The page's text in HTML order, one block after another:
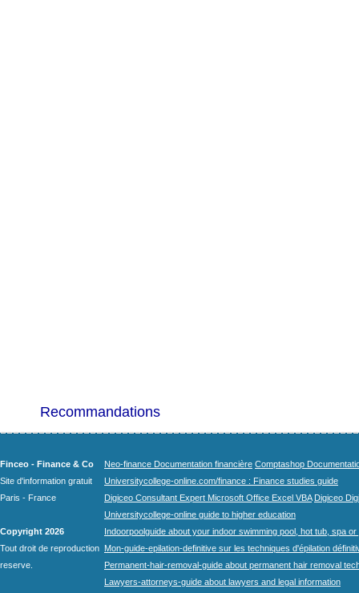
Recommandations
Finceo - Finance & Co
Site d'information gratuit
Paris - France
Copyright 2026
Tout droit de reproduction
reserve.
Neo-finance Documentation financière Comptashop
Universitycollege-online.com/finance : Finance studies guide
Digiceo Consultant Expert Microsoft Office Excel VBA Digiceo
Universitycollege-online guide to higher education
Indoorpoolguide about your indoor swimming pool, hot tub, spa
Mon-guide-epilation-definitive sur les techniques d'épilation
Permanent-hair-removal-guide about permanent hair removal
Lawyers-attorneys-guide about lawyers and legal information